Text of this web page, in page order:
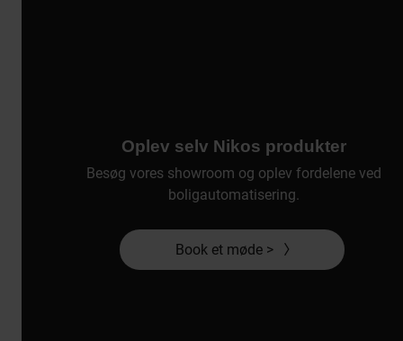
Oplev selv Nikos produkter
Besøg vores showroom og oplev fordelene ved
boligautomatisering.
Book et møde >